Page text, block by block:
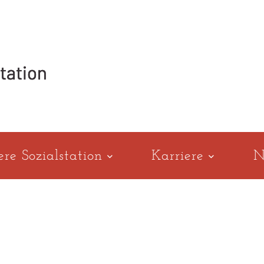
Sozialstation Karriere